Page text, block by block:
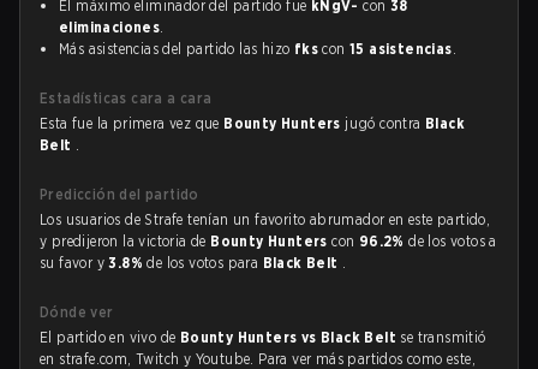
El máximo eliminador del partido fue kNgV- con 38
eliminaciones.
Más asistencias del partido las hizo fks con15 asistencias.
Estadísticas cara a cara
Esta fue la primera vez que Bounty Hunters jugó contra Black
Belt .
Predicción del partido
Los usuarios de Strafe tenían un favorito abrumador en este partido,
y predijeron la victoria de Bounty Hunterscon 96.2%de los votos a
su favor y3.8%de los votos para Black Belt .
Dónde ver
El partido en vivo de Bounty Hunters vs Black Belt se transmitió
en strafe.com, Twitch y Youtube. Para ver más partidos como este,